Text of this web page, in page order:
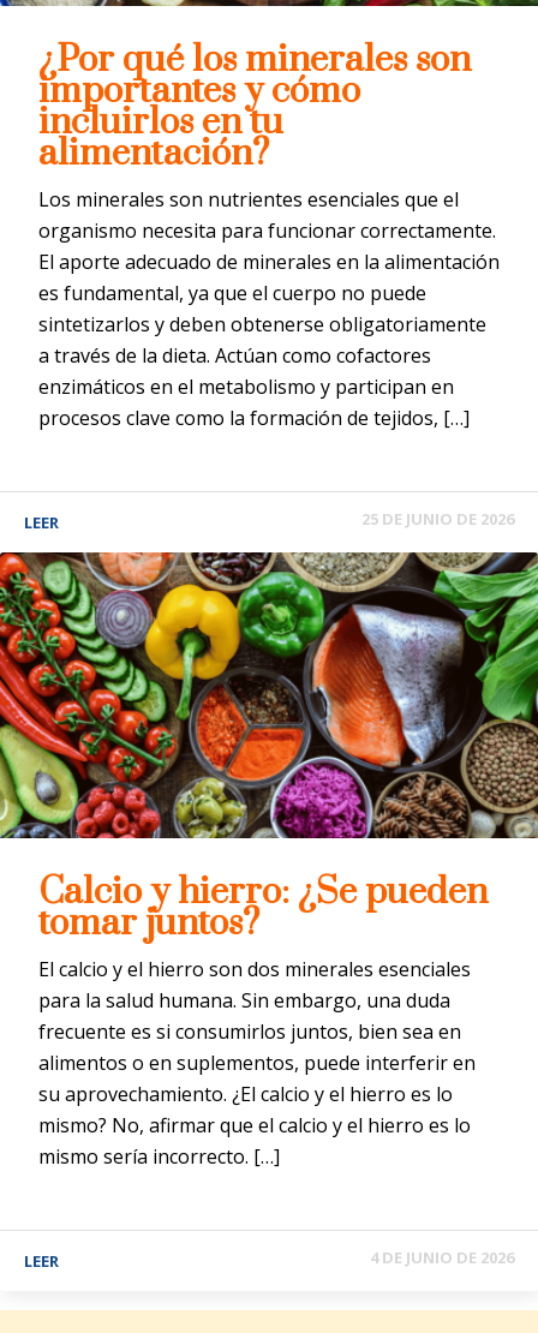
¿Por qué los minerales son
importantes y cómo
incluirlos en tu
alimentación?
Los minerales son nutrientes esenciales que el
organismo necesita para funcionar correctamente.
El aporte adecuado de minerales en la alimentación
es fundamental, ya que el cuerpo no puede
sintetizarlos y deben obtenerse obligatoriamente
a través de la dieta. Actúan como cofactores
enzimáticos en el metabolismo y participan en
procesos clave como la formación de tejidos, […]
LEER 25 DE JUNIO DE 2026
Calcio y hierro: ¿Se pueden
tomar juntos?
El calcio y el hierro son dos minerales esenciales
para la salud humana. Sin embargo, una duda
frecuente es si consumirlos juntos, bien sea en
alimentos o en suplementos, puede interferir en
su aprovechamiento. ¿El calcio y el hierro es lo
mismo? No, afirmar que el calcio y el hierro es lo
mismo sería incorrecto. […]
LEER 4 DE JUNIO DE 2026